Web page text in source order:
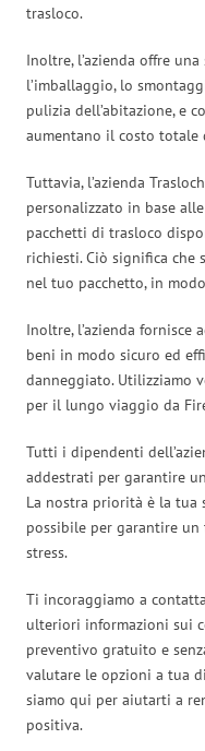
trasloco.
Inoltre, l’azienda offre
l’imballaggio, lo
pulizia dell’abitazione, e
aumentano il costo totale
Tuttavia, l’azienda
personalizzato in base
pacchetti di trasloco
richiesti. Ciò significa che
nel tuo pacchetto, in
Inoltre, l’azienda
beni in modo sicuro ed
danneggiato. Utilizziamo
per il lungo viaggio da
Tutti i dipendenti
addestrati per garantire
La nostra priorità è la tua
possibile per garantire un
stress.
Ti incoraggiamo a
ulteriori informazioni sui
preventivo gratuito e
valutare le opzioni a tua
siamo qui per aiutarti a
positiva.